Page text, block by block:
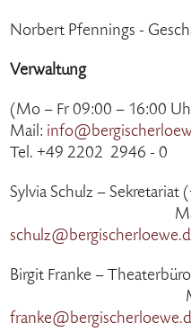
Norbert Pfennings -
Verwaltung
(Mo – Fr 09:00 – 16:00
Mail:
Tel. +49 2202 2946 - 0
Sylvia Schulz –
Birgit Franke –